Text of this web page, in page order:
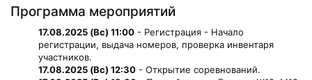
Программа мероприятий
17.08.2025 (Вс) 11:00 - Регистрация - Начало
регистрации, выдача номеров, проверка инвентаря
участников.
17.08.2025 (Вс) 12:30 - Открытие соревнований.